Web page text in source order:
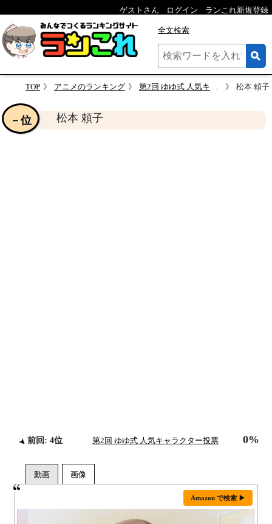
ゲストさん ログイン ランこれ新規登録
全文検索
TOP アニメのランキング 第2回 ゆゆ式 人気キャラクター投票 松本 頼子
松本 頼子
－位
前回: 4位 第2回 ゆゆ式 人気キャラクター投票 0%
Amazon で検索 ▶